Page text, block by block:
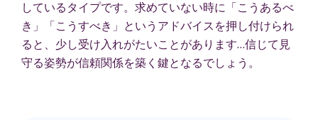
しているタイプです。求めていない時に「こうあるべ
き」「こうすべき」というアドバイスを押し付けられ
ると、少し受け入れがたいことがあります…信じて見
守る姿勢が信頼関係を築く鍵となるでしょう。